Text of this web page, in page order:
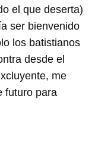
el que deserta)
ser bienvenido
los batistianos
desde el
me
futuro para